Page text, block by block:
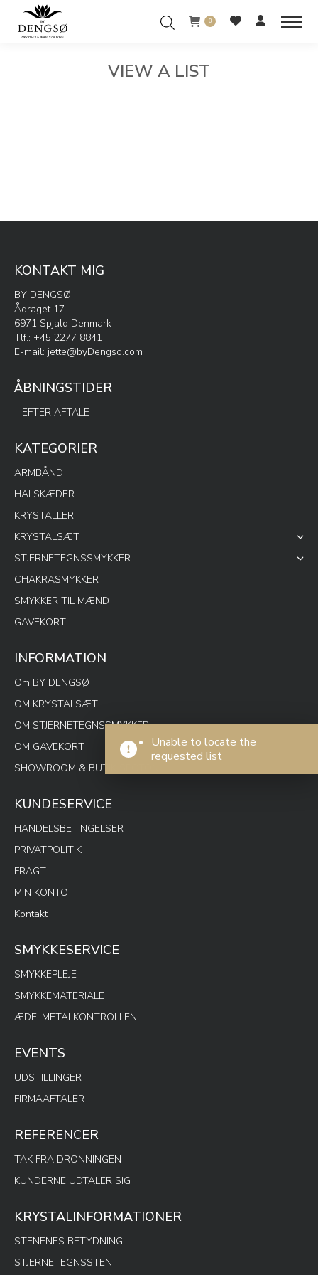
0
VIEW A LIST
You are here:
Unable to locate the
requested list
KONTAKT MIG
BY DENGSØ
Ådraget 17
6971 Spjald Denmark
Tlf.: +45 2277 8841
E-mail: jette@byDengso.com
ÅBNINGSTIDER
– EFTER AFTALE
KATEGORIER
ARMBÅND
HALSKÆDER
KRYSTALLER
KRYSTALSÆT
STJERNETEGNSSMYKKER
CHAKRASMYKKER
SMYKKER TIL MÆND
GAVEKORT
INFORMATION
Om BY DENGSØ
OM KRYSTALSÆT
OM STJERNETEGNSSMYKKER
OM GAVEKORT
SHOWROOM & BUTIK SPOTON
KUNDESERVICE
HANDELSBETINGELSER
PRIVATPOLITIK
FRAGT
MIN KONTO
Kontakt
SMYKKESERVICE
SMYKKEPLEJE
SMYKKEMATERIALE
ÆDELMETALKONTROLLEN
EVENTS
UDSTILLINGER
FIRMAAFTALER
REFERENCER
TAK FRA DRONNINGEN
KUNDERNE UDTALER SIG
KRYSTALINFORMATIONER
STENENES BETYDNING
STJERNETEGNSSTEN